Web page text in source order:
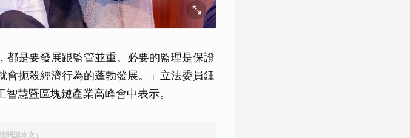
都是要發展跟監管並重。必要的監理是保證
會扼殺經濟行為的蓬勃發展。」立法委員鍾
慧暨區塊鏈產業高峰會中表示。
閱讀本文）